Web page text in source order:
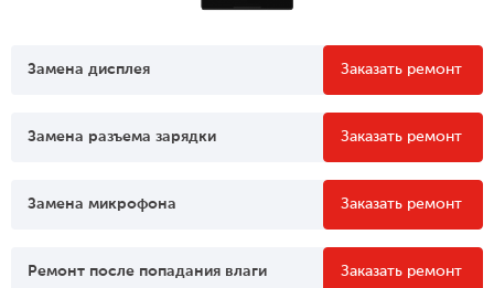
Замена дисплея Заказать ремонт
Замена разъема зарядки Заказать ремонт
Замена микрофона Заказать ремонт
Ремонт после попадания влаги Заказать ремонт